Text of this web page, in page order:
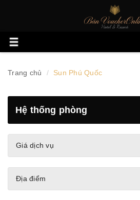
Toggle
navigation
Trang chủ Sun Phú Quốc
Hệ thống phòng
Giá dịch vụ
Địa điểm